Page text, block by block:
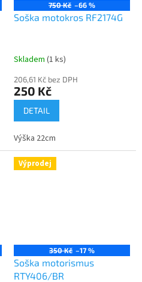
750 Kč –66 %
Soška motokros RF2174G
Skladem (1 ks)
206,61 Kč bez DPH
250 Kč
DETAIL
Výška 22cm
Výprodej
350 Kč –17 %
Soška motorismus
RTY406/BR